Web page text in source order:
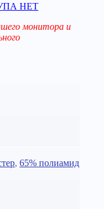
НЕТ
монитора и
, 65% полиамид